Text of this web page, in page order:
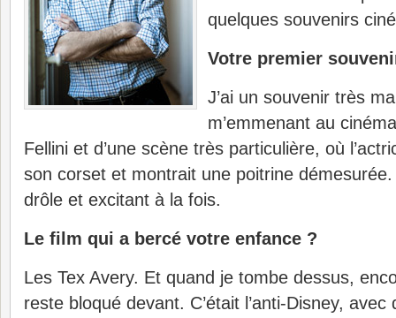
quelques souvenirs
Votre premier
J’ai un souvenir très
m’emmenant au
Fellini et d’une scène très particulière, où
son corset et montrait une poitrine démesurée.
drôle et excitant à la fois.
Le film qui a bercé votre enfance ?
Les Tex Avery. Et quand je tombe dessus,
reste bloqué devant. C’était l’anti-Disney,